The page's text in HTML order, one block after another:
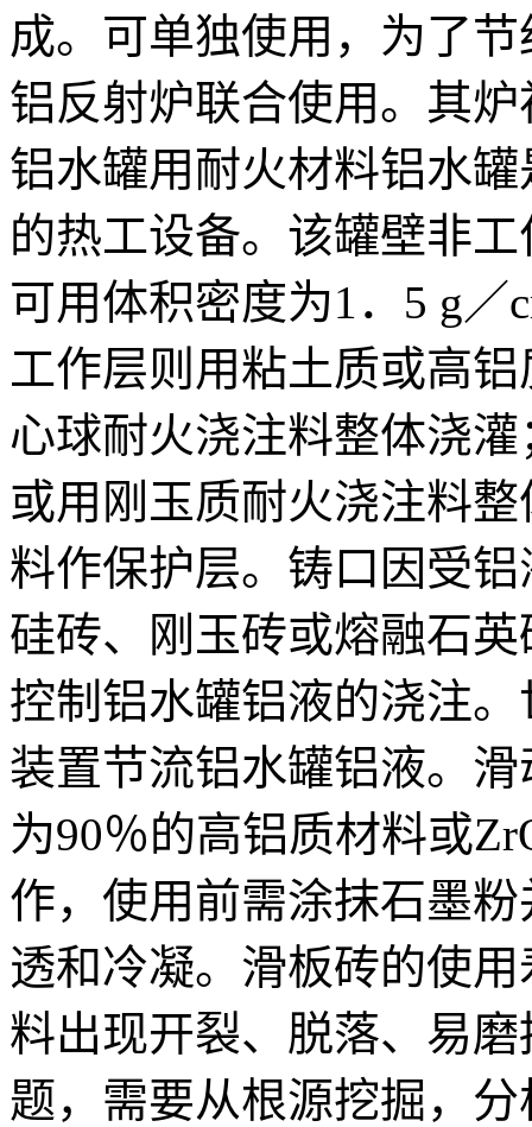
成。可单独使用，为了
铝反射炉联合使用。其
铝水罐用耐火材料铝水
的热工设备。该罐壁非
可用体积密度为1．5 g
工作层则用粘土质或高
心球耐火浇注料整体浇
或用刚玉质耐火浇注料
料作保护层。铸口因受
硅砖、刚玉砖或熔融石
控制铝水罐铝液的浇注
装置节流铝水罐铝液。
为90％的高铝质材料或
作，使用前需涂抹石墨
透和冷凝。滑板砖的使
料出现开裂、脱落、易
题，需要从根源挖掘，